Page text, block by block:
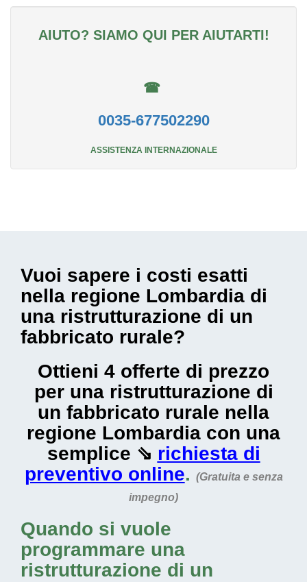
AIUTO? SIAMO QUI PER AIUTARTI!
☎
0035-677502290
ASSISTENZA INTERNAZIONALE
Vuoi sapere i costi esatti
nella regione Lombardia di
una ristrutturazione di un
fabbricato rurale?
Ottieni 4 offerte di prezzo
per una ristrutturazione di
un fabbricato rurale nella
regione Lombardia con una
semplice ⇘ richiesta di
preventivo online. (Gratuita e senza
impegno)
Quando si vuole
programmare una
ristrutturazione di un